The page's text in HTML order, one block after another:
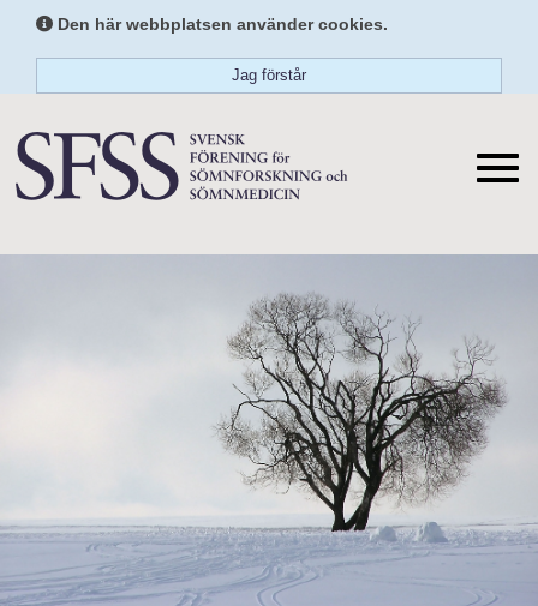
Den här webbplatsen använder cookies.
Jag förstår